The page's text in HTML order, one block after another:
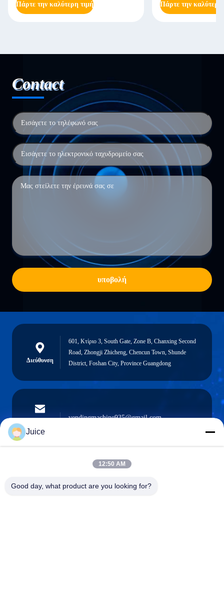
Πάρτε την καλύτερη τιμή Πάρτε την καλύτερη
Contact
υποβολή
Διεύθυνση
601, Κτίριο 3, South Gate, Zone B, Chanxing Second
Road, Zhongji Zhicheng, Chencun Town, Shunde
District, Foshan City, Province Guangdong
ταχυδρομείο
vendingmachine935@gmail.com
Τηλέφωνο
Juice
12:50 AM
Good day, what product are you looking for?